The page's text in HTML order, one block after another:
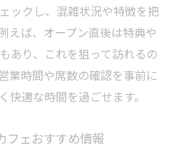
ックし、混雑状況や特徴を把
えば、オープン直後は特典や
あり、これを狙って訪れるの
業時間や席数の確認を事前に
快適な時間を過ごせます。
フェおすすめ情報